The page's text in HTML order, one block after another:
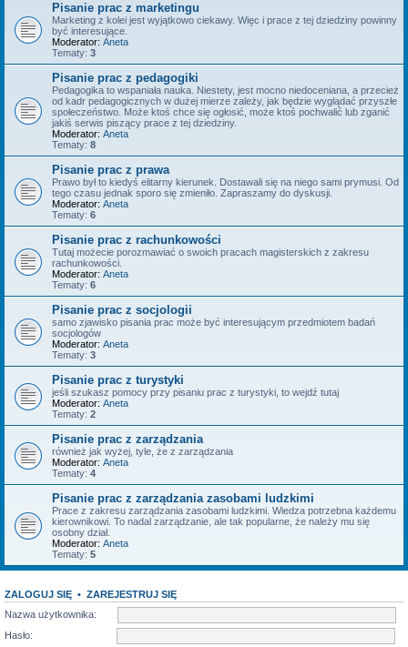
Pisanie prac z marketingu
Marketing z kolei jest wyjątkowo ciekawy. Więc i prace z tej dziedziny powinny
być interesujące.
Moderator: Aneta
Tematy: 3
Pisanie prac z pedagogiki
Pedagogika to wspaniała nauka. Niestety, jest mocno niedoceniana, a przecież
od kadr pedagogicznych w dużej mierze zależy, jak będzie wyglądać przyszłe
społeczeństwo. Może ktoś chce się ogłosić, może ktoś pochwalić lub zganić
jakiś serwis piszący prace z tej dziedziny.
Moderator: Aneta
Tematy: 8
Pisanie prac z prawa
Prawo był to kiedyś elitarny kierunek. Dostawali się na niego sami prymusi. Od
tego czasu jednak sporo się zmieniło. Zapraszamy do dyskusji.
Moderator: Aneta
Tematy: 6
Pisanie prac z rachunkowości
Tutaj możecie porozmawiać o swoich pracach magisterskich z zakresu
rachunkowości.
Moderator: Aneta
Tematy: 6
Pisanie prac z socjologii
samo zjawisko pisania prac może być interesującym przedmiotem badań
socjologów
Moderator: Aneta
Tematy: 3
Pisanie prac z turystyki
jeśli szukasz pomocy przy pisaniu prac z turystyki, to wejdź tutaj
Moderator: Aneta
Tematy: 2
Pisanie prac z zarządzania
również jak wyżej, tyle, że z zarządzania
Moderator: Aneta
Tematy: 4
Pisanie prac z zarządzania zasobami ludzkimi
Prace z zakresu zarządzania zasobami ludzkimi. Wiedza potrzebna każdemu
kierownikowi. To nadal zarządzanie, ale tak popularne, że należy mu się
osobny dział.
Moderator: Aneta
Tematy: 5
ZALOGUJ SIĘ • ZAREJESTRUJ SIĘ
Nazwa użytkownika:
Hasło: